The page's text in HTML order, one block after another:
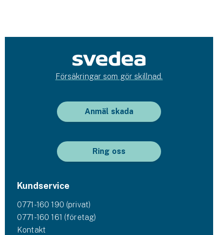
Försäkringar som gör skillnad.
Anmäl skada
Ring oss
Kundservice
0771-160 190 (privat)
0771-160 161 (företag)
Kontakt